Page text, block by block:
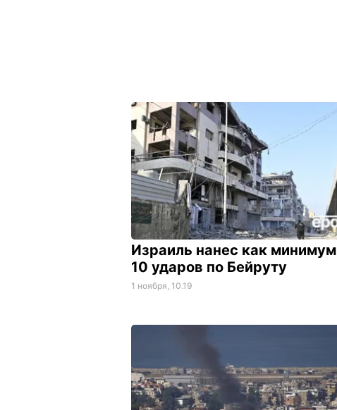
Израиль нанес как минимум
10 ударов по Бейруту
1 ноября, 10.19